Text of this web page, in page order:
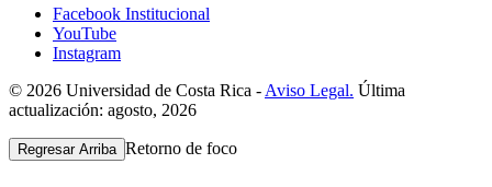
Facebook Institucional
YouTube
Instagram
© 2026 Universidad de Costa Rica -Aviso Legal. Última
actualización: agosto, 2026
Regresar Arriba Retorno de foco